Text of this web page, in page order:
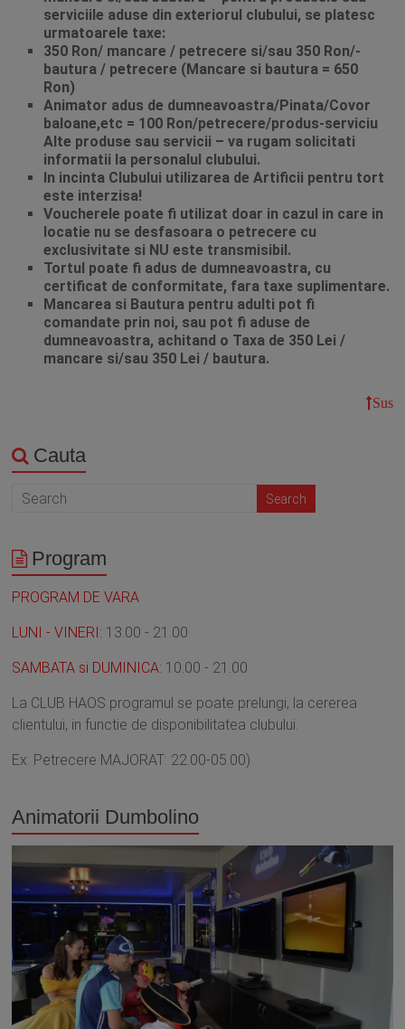
serviciile aduse din exteriorul clubului, se platesc
urmatoarele taxe:
350 Ron/ mancare / petrecere si/sau 350 Ron/-
bautura / petrecere (Mancare si bautura = 650
Ron)
Animator adus de dumneavoastra/Pinata/Covor
baloane,etc = 100 Ron/petrecere/produs-serviciu
Alte produse sau servicii – va rugam solicitati
informatii la personalul clubului.
In incinta Clubului utilizarea de Artificii pentru tort
este interzisa!
Voucherele poate fi utilizat doar in cazul in care in
locatie nu se desfasoara o petrecere cu
exclusivitate si NU este transmisibil.
Tortul poate fi adus de dumneavoastra, cu
certificat de conformitate, fara taxe suplimentare.
Mancarea si Bautura pentru adulti pot fi
comandate prin noi, sau pot fi aduse de
dumneavoastra, achitand o Taxa de 350 Lei /
mancare si/sau 350 Lei / bautura.
Sus
Cauta
Program
PROGRAM DE VARA
LUNI - VINERI: 13.00 - 21.00
SAMBATA si DUMINICA: 10.00 - 21.00
La CLUB HAOS programul se poate prelungi, la cererea
clientului, in functie de disponibilitatea clubului.
Ex: Petrecere MAJORAT: 22.00-05.00)
Animatorii Dumbolino